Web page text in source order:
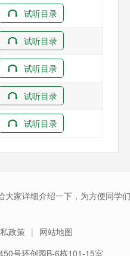
试听目录
试听目录
试听目录
试听目录
试听目录
家详细介绍一下，为方便同学
政策
网站地图
号环创园B-6栋101-15室